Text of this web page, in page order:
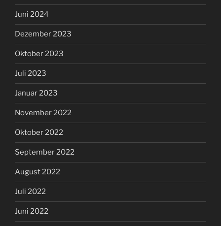
Juni 2024
Dezember 2023
Oktober 2023
Juli 2023
Januar 2023
November 2022
Oktober 2022
September 2022
August 2022
Juli 2022
Juni 2022